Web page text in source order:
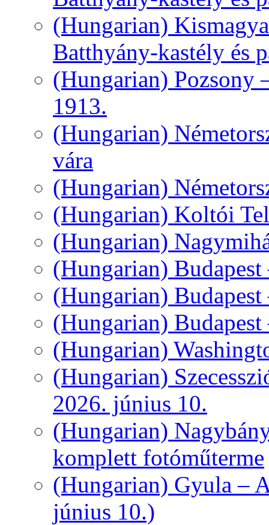
(Hungarian)
Batthyány-kastély és
(Hungarian) Pozsony
1913.
(Hungarian)
vára
(Hungarian)
(Hungarian) Koltói
(Hungarian)
(Hungarian)
(Hungarian)
(Hungarian)
(Hungarian)
(Hungarian)
2026. június 10.
(Hungarian)
komplett fotóműterme
(Hungarian) Gyula –
június 10.)